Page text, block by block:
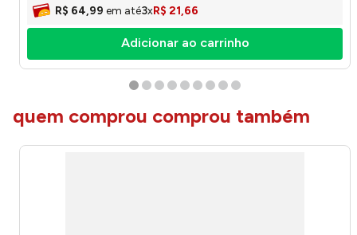
R$ 64,99 em até3xR$ 21,66
Adicionar ao carrinho
quem comprou comprou também